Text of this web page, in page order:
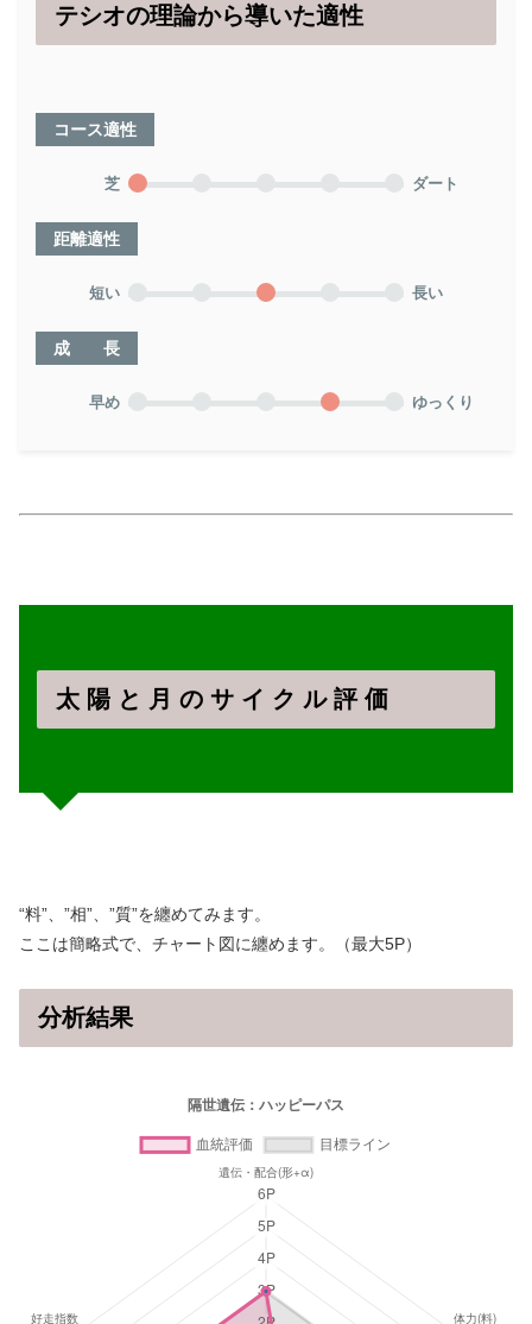
テシオの理論から導いた適性
コース適性
芝 ダート
距離適性
短い 長い
成 長
早め ゆっくり
太 陽 と 月 の サ イ ク ル 評 価
“料”、”相”、”質”を纏めてみます。
ここは簡略式で、チャート図に纏めます。（最大5P）
分析結果